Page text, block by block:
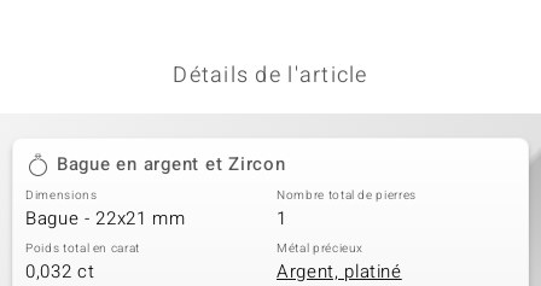
Détails de l'article
Bague en argent et Zircon
Dimensions
Bague - 22x21 mm
Nombre total de pierres
1
Poids total en carat
0,032 ct
Métal précieux
Argent, platiné